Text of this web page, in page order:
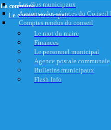
La commune
Le conseil municipal
Les élus municipaux
Annonce des séances du
Comptes rendus du conseil
Le mot du maire
Finances
Le personnel municipal
Agence postale communale
Bulletins municipaux
Flash Info